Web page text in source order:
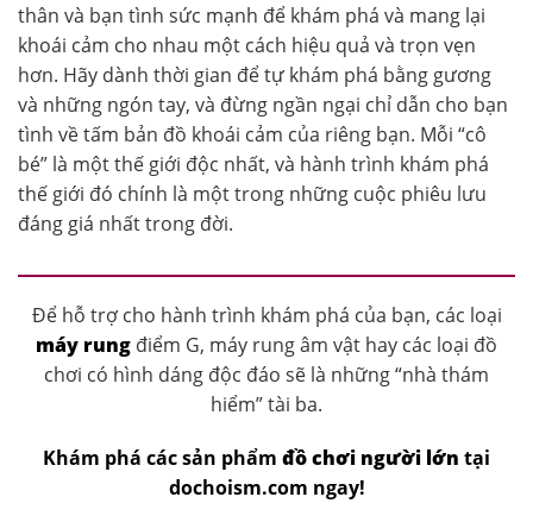
thân và bạn tình sức mạnh để khám phá và mang lại
khoái cảm cho nhau một cách hiệu quả và trọn vẹn
hơn. Hãy dành thời gian để tự khám phá bằng gương
và những ngón tay, và đừng ngần ngại chỉ dẫn cho bạn
tình về tấm bản đồ khoái cảm của riêng bạn. Mỗi “cô
bé” là một thế giới độc nhất, và hành trình khám phá
thế giới đó chính là một trong những cuộc phiêu lưu
đáng giá nhất trong đời.
Để hỗ trợ cho hành trình khám phá của bạn, các loại
máy rung điểm G, máy rung âm vật hay các loại đồ
chơi có hình dáng độc đáo sẽ là những “nhà thám
hiểm” tài ba.
Khám phá các sản phẩm đồ chơi người lớn tại
dochoism.com ngay!